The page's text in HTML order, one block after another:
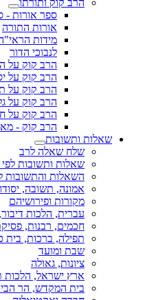
הרב קוק ותורתו
ספר אורות -
אורות התורה
מידות
לנבוכי הדור
הרב קוק על
הרב קוק על
הרב קוק על
הרב קוק על
הרב קוק על
הרב קוק -
שאלות ותשובות
שלח שאלה לרב
שאלות ותשובות לפי
השאלות והתשובות
אמונה, תשובה,
מקורות ופירושיהם
עברית, הלכות
חכמים, רבנות,
תפילה, ברכות, בית
שבת ומועד
ציונות, גאולה
ארץ ישראל, הלכות
בית המקדש, הר